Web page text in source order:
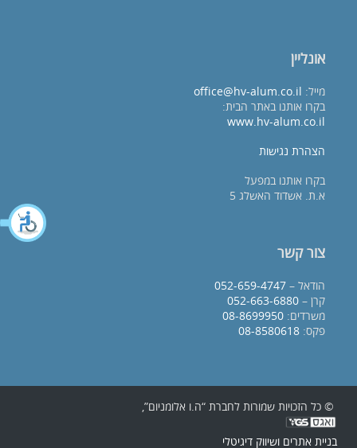
אונליין
מייל: office@hv-alum.co.il
בקרו אותנו באתר הבית:
www.hv-alum.co.il
הצהרת נגישות
בקרו אותנו במפעל
א.ת. אשדוד האשלג 5
צור קשר
הודאל – 052-659-4747
קרן – 052-663-6880
משרדים: 08-8699950
פקס: 08-8580618
© כל הזכויות שמורות לחברת “ה.ו אלומניום”,
בניית אתרים ושיווק דיגיטלי